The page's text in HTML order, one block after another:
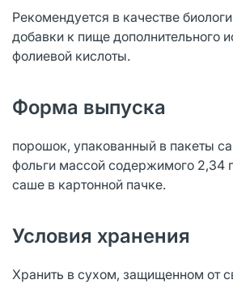
Рекомендуется в качестве
добавки к пище дополнительного
фолиевой кислоты.
Форма выпуска
порошок, упакованный в пакеты
фольги массой содержимого 2,34
саше в картонной пачке.
Условия хранения
Хранить в сухом, защищенном от